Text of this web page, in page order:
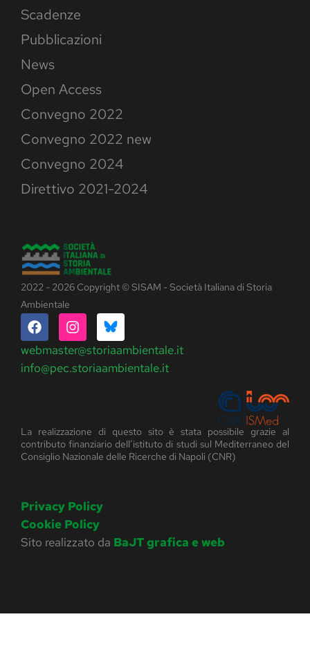
Scadenze
Pubblicazioni
News
Open Access
Convegno 2022
Convegno 2022 new
Convegno 2024
Direttivo 2021-2024
2022 - 2026 Copyright © SISAM - Società Italiana di Storia
Ambientale
webmaster@storiaambientale.it
info@pec.storiaambientale.it
La realizzazione di questo sito è stata possibile grazie al
contributo finanziario dell’istituto di studi sul Mediterraneo del
Consiglio Nazionale delle Ricerche di Napoli (CNR)
Privacy Policy
Cookie Policy
Sito realizzato da BaJT grafica e web